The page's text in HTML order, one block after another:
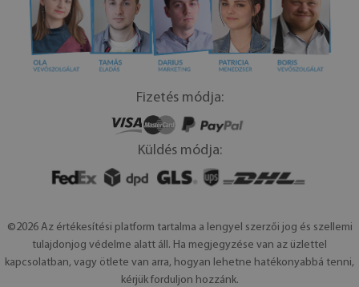
Fizetés módja:
Küldés módja:
©2026 Az értékesítési platform tartalma a lengyel szerzői jog és szellemi
tulajdonjog védelme alatt áll. Ha megjegyzése van az üzlettel
kapcsolatban, vagy ötlete van arra, hogyan lehetne hatékonyabbá tenni,
kérjük forduljon hozzánk.